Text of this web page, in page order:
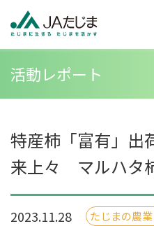
活動レポート
特産柿「富有」
来上々 マルハタ
2023.11.28 たじまの農